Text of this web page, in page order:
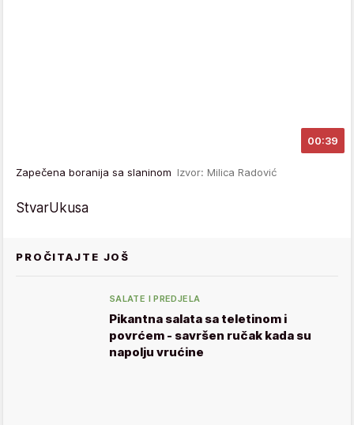
00:39
Zapečena boranija sa slaninom Izvor: Milica Radović
StvarUkusa
PROČITAJTE JOŠ
SALATE I PREDJELA
Pikantna salata sa teletinom i
povrćem - savršen ručak kada su
napolju vrućine